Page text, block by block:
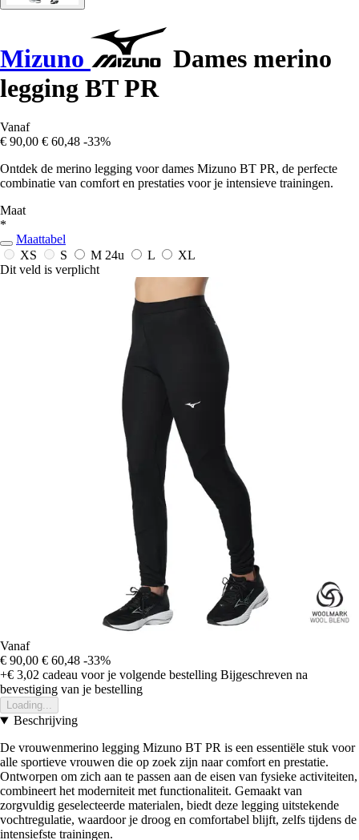
Mizuno
Dames merino
legging BT PR
Vanaf
€ 90,00 € 60,48 -33%
Ontdek de merino legging voor dames Mizuno BT PR, de perfecte
combinatie van comfort en prestaties voor je intensieve trainingen.
Maat
*
Maattabel
XS
S M 24u L
XL
Dit veld is verplicht
Vanaf
€ 90,00 € 60,48 -33%
+€ 3,02 cadeau voor je volgende bestelling Bijgeschreven na
bevestiging van je bestelling
Loading...
Beschrijving
De vrouwenmerino legging Mizuno BT PR is een essentiële stuk voor
alle sportieve vrouwen die op zoek zijn naar comfort en prestatie.
Ontworpen om zich aan te passen aan de eisen van fysieke activiteiten,
combineert het moderniteit met functionaliteit. Gemaakt van
zorgvuldig geselecteerde materialen, biedt deze legging uitstekende
vochtregulatie, waardoor je droog en comfortabel blijft, zelfs tijdens de
intensiefste trainingen.